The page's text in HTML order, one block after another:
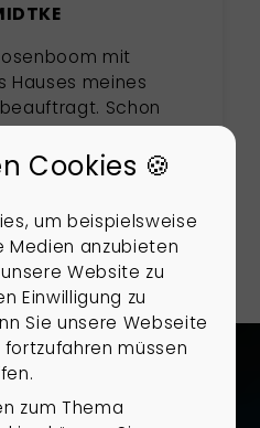
mit
Hauses meines
Schon
beeindruckte
ruhige,
wurde direkt
ausgezeichnete
hat.
des
Vorzüge und
erkannt und
Cookies 🍪
um beispielsweise
Medien anzubieten
Website zu
Einwilligung zu
Sie unsere Webseite
müssen
zum Thema